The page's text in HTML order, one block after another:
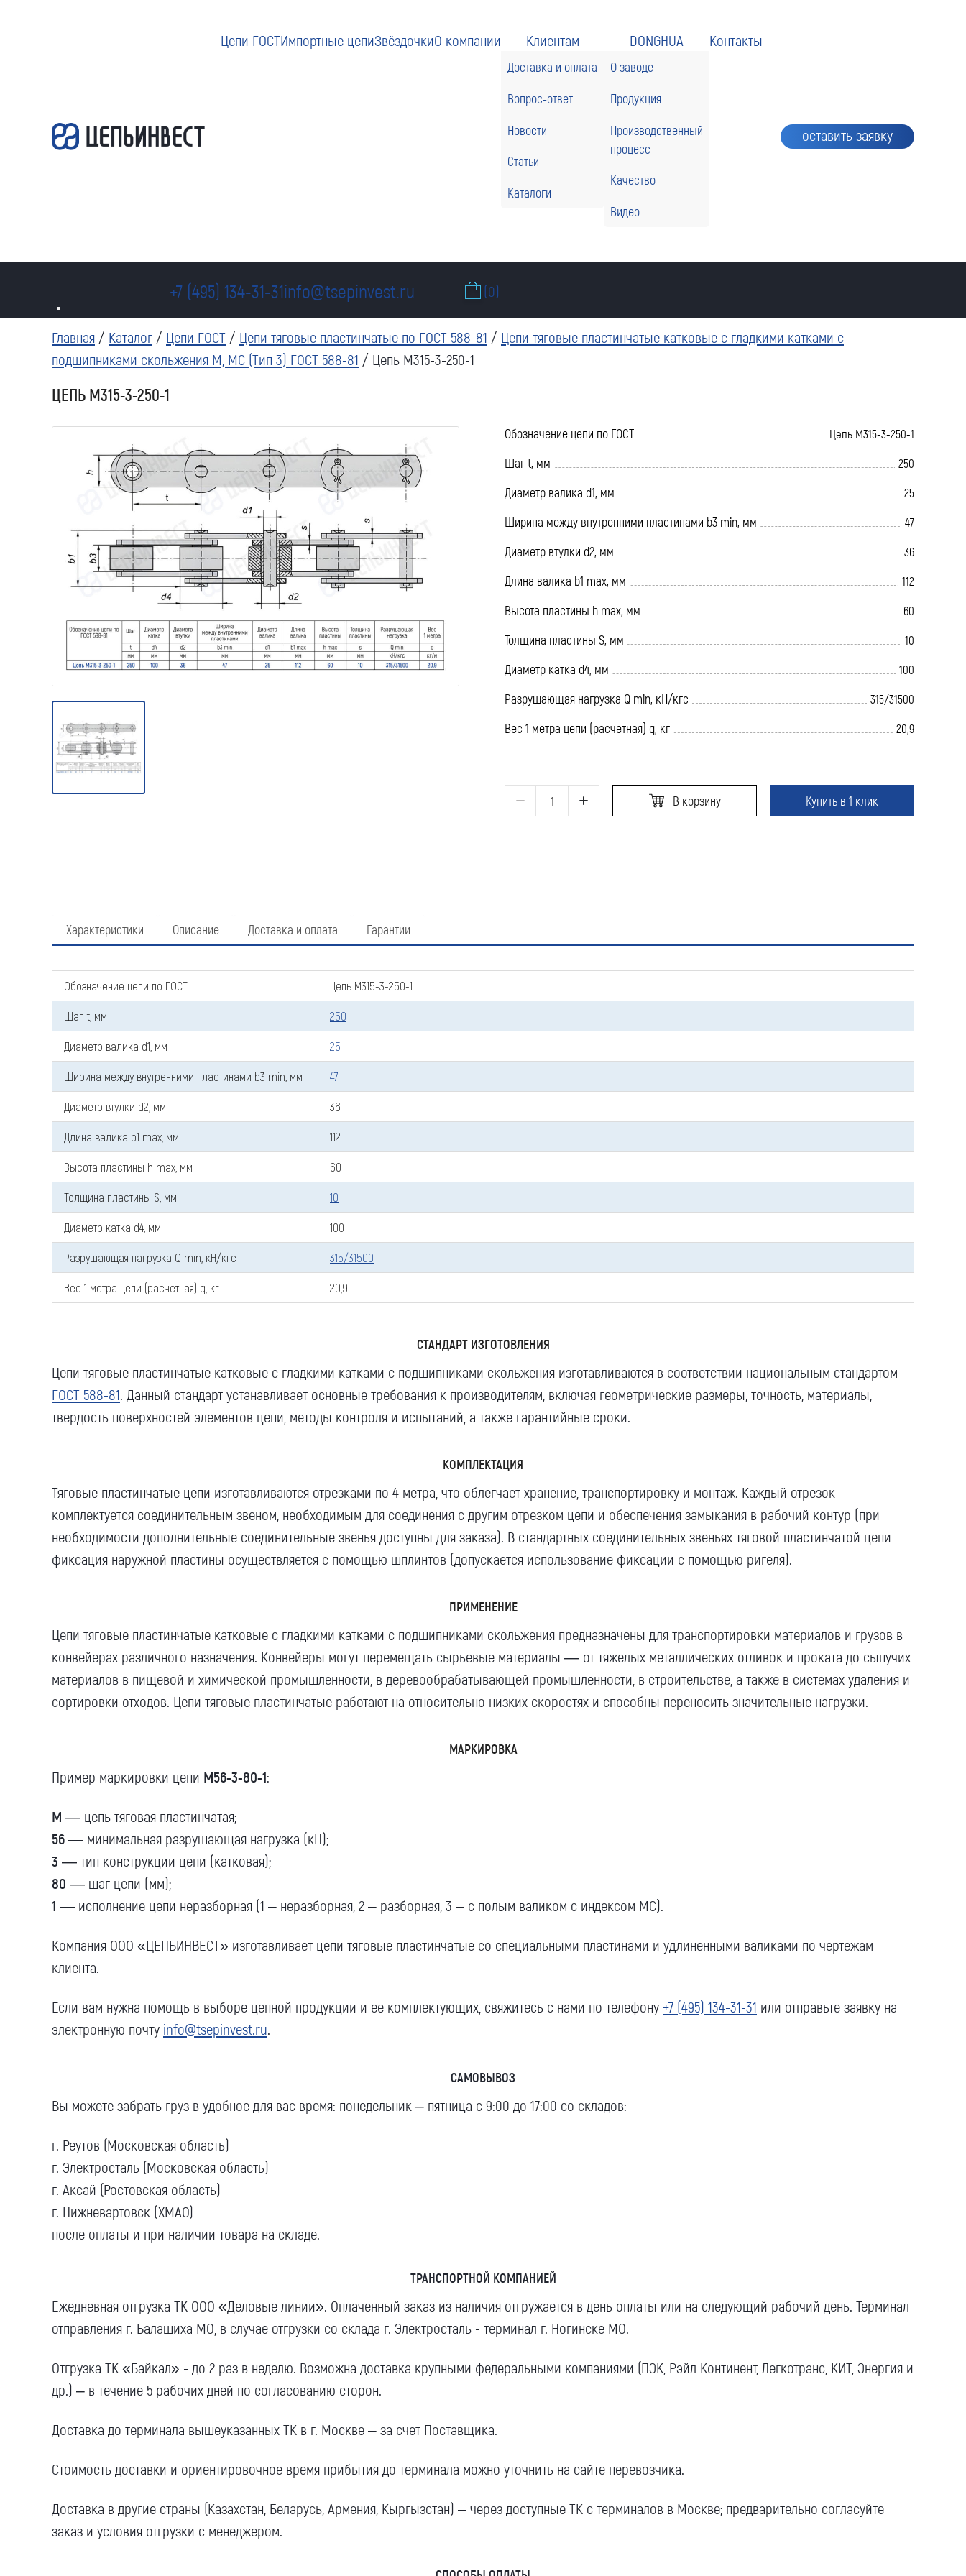
Цепи ГОСТИмпортные цепиЗвёздочкиО компании Клиентам
Доставка и оплата
Вопрос-ответ
Новости
Статьи
Каталоги
DONGHUA
О заводе
Продукция
Производственный
процесс
Качество
Видео
Контакты
оставить заявку
+7 (495) 134-31-31info@tsepinvest.ru (0)
Главная / Каталог / Цепи ГОСТ / Цепи тяговые пластинчатые по ГОСТ 588-81 / Цепи тяговые пластинчатые катковые с гладкими катками с
подшипниками скольжения М, МС (Тип 3) ГОСТ 588-81 / Цепь М315-3-250-1
ЦЕПЬ М315-3-250-1
Обозначение цепи по ГОСТ Цепь М315-3-250-1
Шаг t, мм 250
Диаметр валика d1, мм 25
Ширина между внутренними пластинами b3 min, мм 47
Диаметр втулки d2, мм 36
Длина валика b1 max, мм 112
Высота пластины h max, мм 60
Толщина пластины S, мм 10
Диаметр катка d4, мм 100
Разрушающая нагрузка Q min, кН/кгс 315/31500
Вес 1 метра цепи (расчетная) q, кг 20,9
В корзину Купить в 1 клик
Характеристики Описание Доставка и оплата Гарантии
Обозначение цепи по ГОСТ Цепь М315-3-250-1
Шаг t, мм 250
Диаметр валика d1, мм 25
Ширина между внутренними пластинами b3 min, мм 47
Диаметр втулки d2, мм 36
Длина валика b1 max, мм 112
Высота пластины h max, мм 60
Толщина пластины S, мм 10
Диаметр катка d4, мм 100
Разрушающая нагрузка Q min, кН/кгс 315/31500
Вес 1 метра цепи (расчетная) q, кг 20,9
СТАНДАРТ ИЗГОТОВЛЕНИЯ
Цепи тяговые пластинчатые катковые с гладкими катками с подшипниками скольжения изготавливаются в соответствии национальным стандартом
ГОСТ 588-81. Данный стандарт устанавливает основные требования к производителям, включая геометрические размеры, точность, материалы,
твердость поверхностей элементов цепи, методы контроля и испытаний, а также гарантийные сроки.
КОМПЛЕКТАЦИЯ
Тяговые пластинчатые цепи изготавливаются отрезками по 4 метра, что облегчает хранение, транспортировку и монтаж. Каждый отрезок
комплектуется соединительным звеном, необходимым для соединения с другим отрезком цепи и обеспечения замыкания в рабочий контур (при
необходимости дополнительные соединительные звенья доступны для заказа). В стандартных соединительных звеньях тяговой пластинчатой цепи
фиксация наружной пластины осуществляется с помощью шплинтов (допускается использование фиксации с помощью ригеля).
ПРИМЕНЕНИЕ
Цепи тяговые пластинчатые катковые с гладкими катками с подшипниками скольжения предназначены для транспортировки материалов и грузов в
конвейерах различного назначения. Конвейеры могут перемещать сырьевые материалы — от тяжелых металлических отливок и проката до сыпучих
материалов в пищевой и химической промышленности, в деревообрабатывающей промышленности, в строительстве, а также в системах удаления и
сортировки отходов. Цепи тяговые пластинчатые работают на относительно низких скоростях и способны переносить значительные нагрузки.
МАРКИРОВКА
Пример маркировки цепи М56-3-80-1:
М — цепь тяговая пластинчатая;
56 — минимальная разрушающая нагрузка (кН);
3 — тип конструкции цепи (катковая);
80 — шаг цепи (мм);
1 — исполнение цепи неразборная (1 – неразборная, 2 – разборная, 3 – с полым валиком с индексом МС).
Компания ООО «ЦЕПЬИНВЕСТ» изготавливает цепи тяговые пластинчатые со специальными пластинами и удлиненными валиками по чертежам
клиента.
Если вам нужна помощь в выборе цепной продукции и ее комплектующих, свяжитесь с нами по телефону +7 (495) 134-31-31 или отправьте заявку на
электронную почту info@tsepinvest.ru.
САМОВЫВОЗ
Вы можете забрать груз в удобное для вас время: понедельник – пятница с 9:00 до 17:00 со складов:
г. Реутов (Московская область)
г. Электросталь (Московская область)
г. Аксай (Ростовская область)
г. Нижневартовск (ХМАО)
после оплаты и при наличии товара на складе.
ТРАНСПОРТНОЙ КОМПАНИЕЙ
Ежедневная отгрузка ТК ООО «Деловые линии». Оплаченный заказ из наличия отгружается в день оплаты или на следующий рабочий день. Терминал
отправления г. Балашиха МО, в случае отгрузки со склада г. Электросталь - терминал г. Ногинске МО.
Отгрузка ТК «Байкал» - до 2 раз в неделю. Возможна доставка крупными федеральными компаниями (ПЭК, Рэйл Континент, Легкотранс, КИТ, Энергия и
др.) – в течение 5 рабочих дней по согласованию сторон.
Доставка до терминала вышеуказанных ТК в г. Москве – за счет Поставщика.
Стоимость доставки и ориентировочное время прибытия до терминала можно уточнить на сайте перевозчика.
Доставка в другие страны (Казахстан, Беларусь, Армения, Кыргызстан) – через доступные ТК с терминалов в Москве; предварительно согласуйте
заказ и условия отгрузки с менеджером.
Оставить заявку
Компания
Номер телефона для связи (обязательно)
Ваш e-mail (обязательно)
персональных данных (ФИО/Компания,